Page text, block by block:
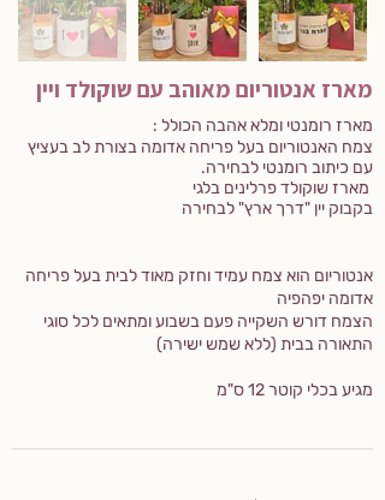
מארז אנטוריום מאוהב עם שוקולד ויין
מארז רומנטי ומלא אהבה הכולל :
צמח האנטוריום בעל פריחה אדומה בצורת לב בעציץ
עם כיתוב רומנטי לבחירה.
מארז שוקולד פרלינים בלגי
בקבוק יין "דרך ארץ" לבחירה
אנטוריום הוא צמח עמיד וחזק מאוד לבית בעל פריחה
אדומה יפהפיה
הצמח דורש השקייה פעם בשבוע ומתאים לכל סוגי
התאורה בבית (ללא שמש ישירה)
מגיע בכלי קוטר 12 ס"מ